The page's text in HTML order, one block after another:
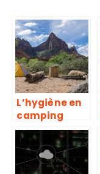
L’hygiène en
camping
comme à la
maison grâce
à la
technologie